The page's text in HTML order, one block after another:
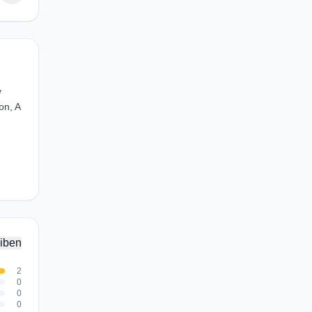
A
2
0
0
0